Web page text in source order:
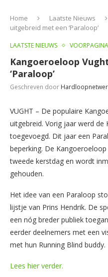
Home Laatste Nieuws
uitgebreid met een ‘Paraloop’
LAATSTE NIEUWS VOORPAGINA
Kangoeroeloop
‘Paraloop’
Geschreven door
VUGHT – De populaire
uitgebreid. Vorig jaar werd
toegevoegd. Dit jaar een
beperking. De
tweede kerstdag en wordt
gehouden.
Het idee van een Paraloop
lijstje van Prins Hendrik. De
een nóg breder publiek
eerder deelnemers met een
met hun Running Blind buddy.
Lees hier verder.